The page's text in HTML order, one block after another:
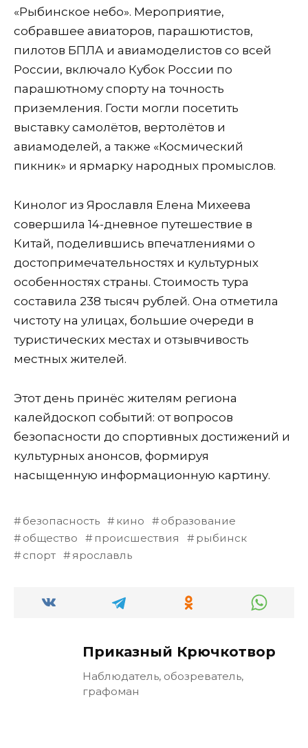
«Рыбинское небо». Мероприятие,
собравшее авиаторов, парашютистов,
пилотов БПЛА и авиамоделистов со всей
России, включало Кубок России по
парашютному спорту на точность
приземления. Гости могли посетить
выставку самолётов, вертолётов и
авиамоделей, а также «Космический
пикник» и ярмарку народных промыслов.
Кинолог из Ярославля Елена Михеева
совершила 14-дневное путешествие в
Китай, поделившись впечатлениями о
достопримечательностях и культурных
особенностях страны. Стоимость тура
составила 238 тысяч рублей. Она отметила
чистоту на улицах, большие очереди в
туристических местах и отзывчивость
местных жителей.
Этот день принёс жителям региона
калейдоскоп событий: от вопросов
безопасности до спортивных достижений и
культурных анонсов, формируя
насыщенную информационную картину.
безопасность кино
образование
общество
происшествия
рыбинск
спорт
ярославль
Приказный Крючкотвор
Наблюдатель, обозреватель,
графоман